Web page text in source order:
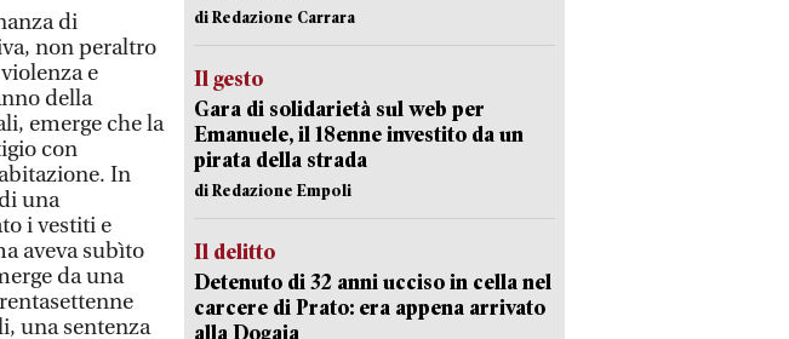
di
non peraltro
e
della
emerge che la
con
In
una
i vestiti e
aveva subìto
da una
una sentenza
di Redazione Carrara
Il gesto
Gara di solidarietà sul web per
Emanuele, il 18enne investito da un
pirata della strada
di Redazione Empoli
Il delitto
Detenuto di 32 anni ucciso in cella nel
carcere di Prato: era appena arrivato
alla Dogaia